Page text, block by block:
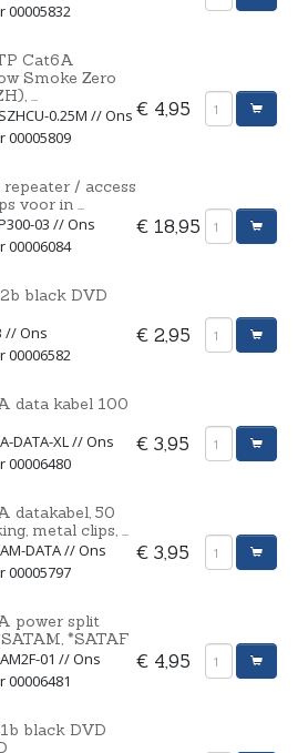
00005832
Cat6A
Smoke Zero
...
0.25M // Ons
00005809
€ 4,95
repeater / access
voor in ...
03 // Ons
00006084
€ 18,95
black DVD
// Ons
00006582
€ 2,95
data kabel 100
DATA-XL // Ons
00006480
€ 3,95
datakabel, 50
metal clips, ...
DATA // Ons
00005797
€ 3,95
power split
*SATAF
01 // Ons
€ 4,95
black DVD